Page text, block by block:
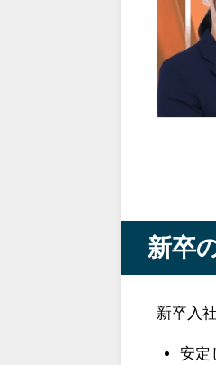
新卒
新卒入
安定